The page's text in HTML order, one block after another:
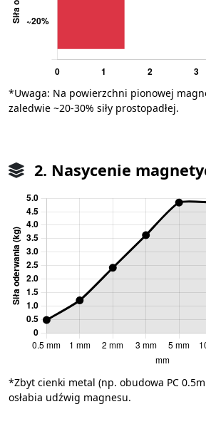
*Uwaga: Na powierzchni pionowej
zaledwie ~20-30% siły prostopadłej.
2. Nasycenie
*Zbyt cienki metal (np. obudowa PC
osłabia udźwig magnesu.